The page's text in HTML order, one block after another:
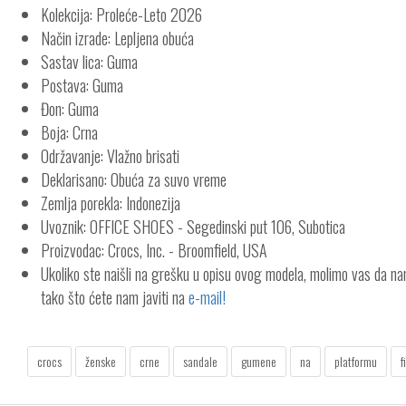
Kolekcija: Proleće-Leto 2026
Način izrade: Lepljena obuća
Sastav lica: Guma
Postava: Guma
Đon: Guma
Boja: Crna
Održavanje: Vlažno brisati
Deklarisano: Obuća za suvo vreme
Zemlja porekla: Indonezija
Uvoznik: OFFICE SHOES - Segedinski put 106, Subotica
Proizvodac: Crocs, Inc. - Broomfield, USA
Ukoliko ste naišli na grešku u opisu ovog modela, molimo vas da
tako što ćete nam javiti nae-mail!
crocs ženske crne sandale gumene na platformu